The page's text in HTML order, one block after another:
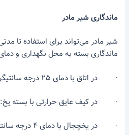
ماندگاری شیر مادر
شیر مادر می‌تواند برای استفاده تا
ماندگاری بسته به محل نگهداری و
· در اتاق با دمای ۲۵ درجه سانتیگراد: ۶ تا ۸ ساعت
· در کیف عایق حرارتی با بسته یخ: تا ۲۴
· در یخچجال با دمای ۴ درجه سانتیگراد: تا ۵ روز